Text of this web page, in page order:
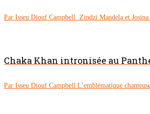
Par Isseu Diouf Campbell Zindzi Mandela et Josina
Chaka Khan intronisée au
Par Isseu Diouf Campbell L’emblématique